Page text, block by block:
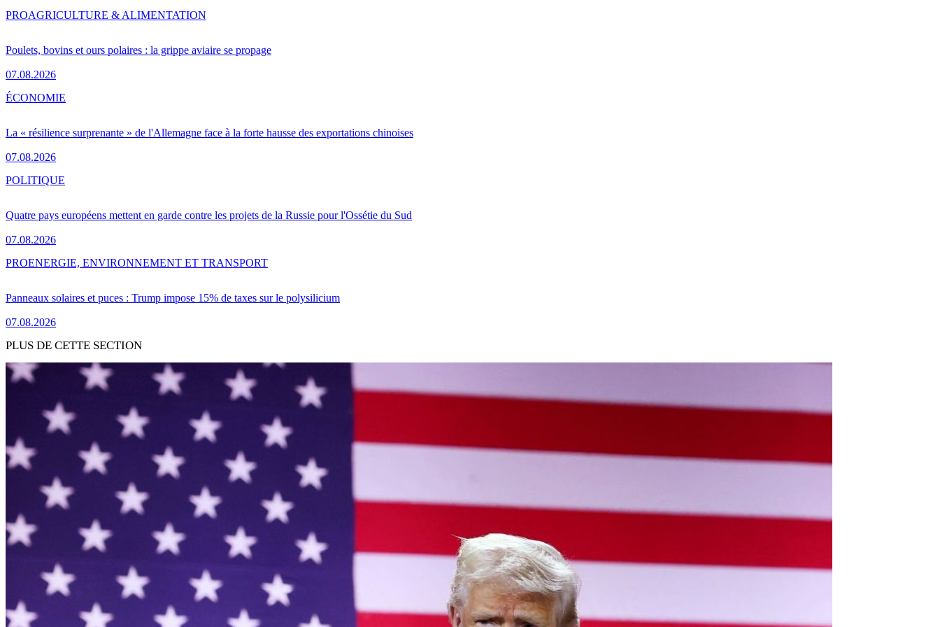
Poulets, bovins et ours polaires : la grippe aviaire se propage
07.08.2026
PROAGRICULTURE & ALIMENTATION
La « résilience surprenante » de l'Allemagne face à la forte hausse des exportations chinoises
07.08.2026
ÉCONOMIE
Quatre pays européens mettent en garde contre les projets de la Russie pour l'Ossétie du Sud
07.08.2026
POLITIQUE
Panneaux solaires et puces : Trump impose 15% de taxes sur le polysilicium
07.08.2026
PROENERGIE, ENVIRONNEMENT ET TRANSPORT
PLUS DE CETTE SECTION